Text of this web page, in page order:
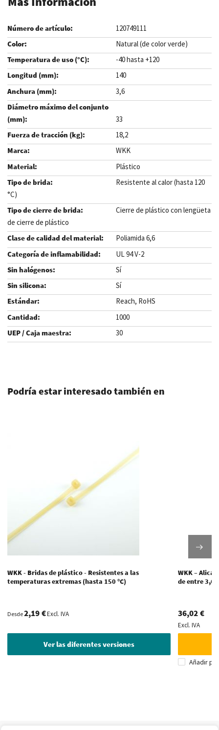
120749111
Natural (de color verde)
-40 hasta +120
140
3,6
33
18,2
WKK
Plástico
Resistente al calor (hasta 120
°C)
Cierre de plástico con lengüeta
de cierre de plástico
Poliamida 6,6
UL 94 V-2
Sí
Sí
Reach, RoHS
1000
30
Podría estar interesado también en
WKK - Bridas de plástico - Resistentes a las
temperaturas extremas (hasta 150 °C)
Desde2,19 €Excl. IVA
Ver las diferentes versiones
WKK –
de entre 3,6
36,02 €
Excl. IVA
Añadir